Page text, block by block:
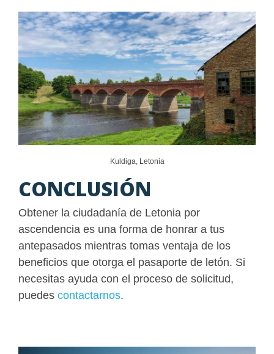
Kuldiga, Letonia
CONCLUSIÓN
Obtener la ciudadanía de Letonia por
ascendencia es una forma de honrar a tus
antepasados mientras tomas ventaja de los
beneficios que otorga el pasaporte de letón. Si
necesitas ayuda con el proceso de solicitud,
puedes contactarnos.